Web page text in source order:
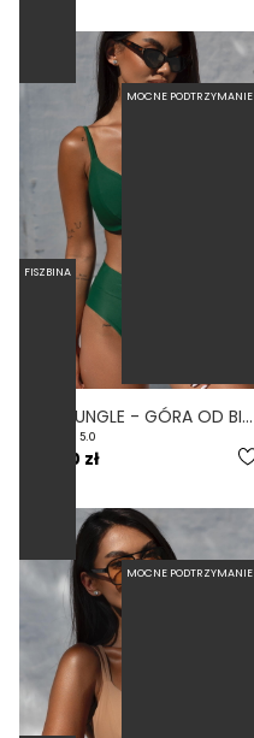
MOCNE PODTRZYMANIE
BESO JUNGLE - GÓRA OD BIKINI Z FISZBINAMI ZIELONY
5.0
239,00 zł
FISZBINA
MOCNE PODTRZYMANIE